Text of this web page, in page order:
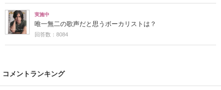
実施中
唯一無二の歌声だと思うボーカリストは？
回答数：8084
コメントランキング